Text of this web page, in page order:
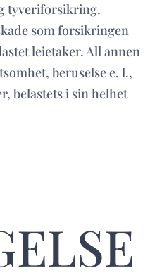
tyveriforsikring.
som forsikringen
leietaker. All annen
beruselse e. l.,
belastets i sin helhet